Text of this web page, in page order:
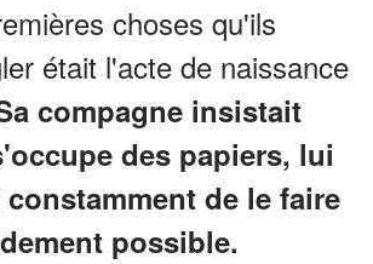
choses qu'ils
était l'acte de naissance
compagne insistait
des papiers, lui
de le faire
possible.